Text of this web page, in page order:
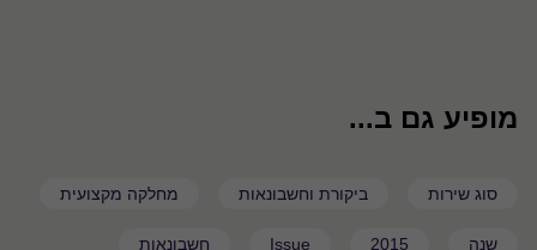
מופיע גם ב...
סוג שירות ביקורת וחשבונאות מחלקה מקצועית
שנה 2015
Issue חשבונאות